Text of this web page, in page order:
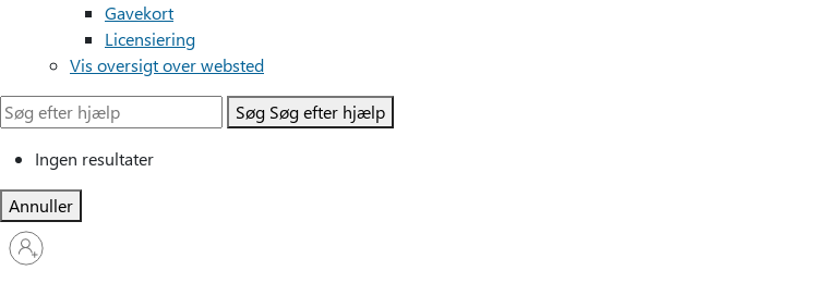
Gavekort
Licensiering
Vis oversigt over websted
Søg Søg efter hjælp
Ingen resultater
Annuller
Log
på